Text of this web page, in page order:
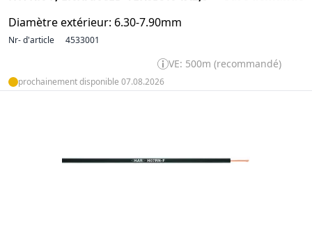
Diamètre extérieur: 6.30-7.90mm
Nr- d'article 4533001
VE: 500m (recommandé)
prochainement disponible 07.08.2026